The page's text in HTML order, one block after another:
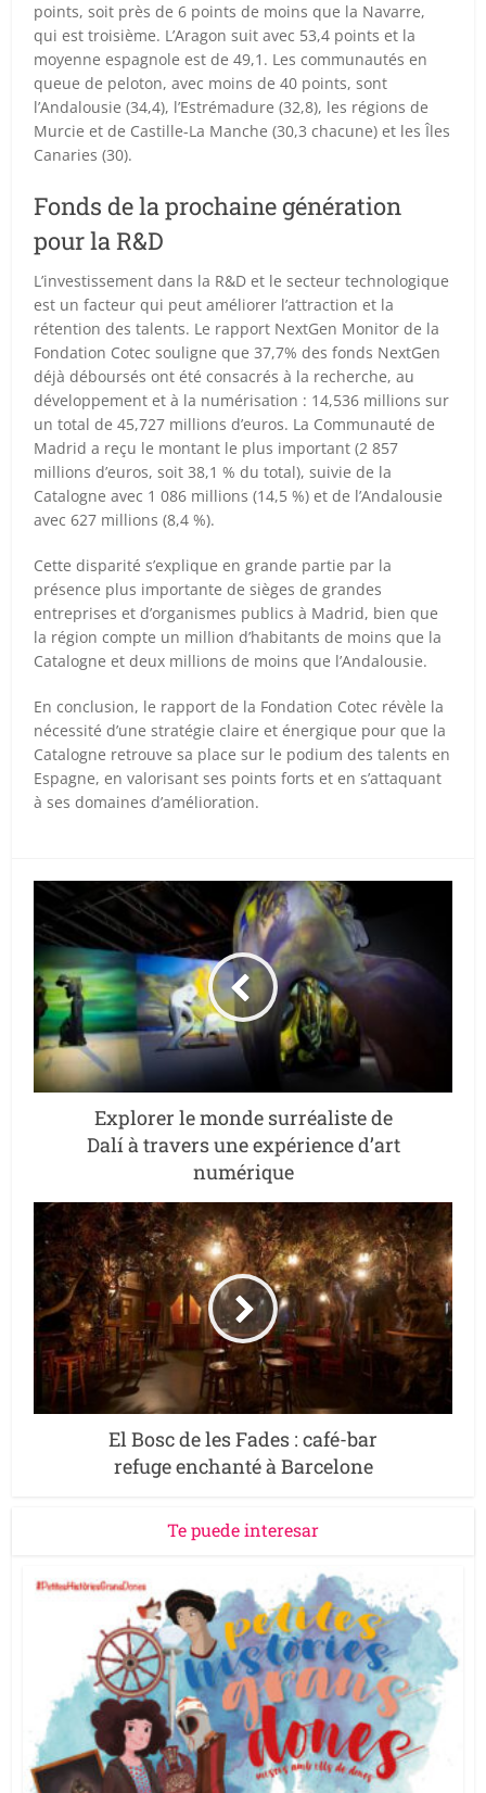
points, soit près de 6 points de moins que la Navarre,
qui est troisième. L’Aragon suit avec 53,4 points et la
moyenne espagnole est de 49,1. Les communautés en
queue de peloton, avec moins de 40 points, sont
l’Andalousie (34,4), l’Estrémadure (32,8), les régions de
Murcie et de Castille-La Manche (30,3 chacune) et les Îles
Canaries (30).
Fonds de la prochaine génération
pour la R&D
L’investissement dans la R&D et le secteur technologique
est un facteur qui peut améliorer l’attraction et la
rétention des talents. Le rapport NextGen Monitor de la
Fondation Cotec souligne que 37,7% des fonds NextGen
déjà déboursés ont été consacrés à la recherche, au
développement et à la numérisation : 14,536 millions sur
un total de 45,727 millions d’euros. La Communauté de
Madrid a reçu le montant le plus important (2 857
millions d’euros, soit 38,1 % du total), suivie de la
Catalogne avec 1 086 millions (14,5 %) et de l’Andalousie
avec 627 millions (8,4 %).
Cette disparité s’explique en grande partie par la
présence plus importante de sièges de grandes
entreprises et d’organismes publics à Madrid, bien que
la région compte un million d’habitants de moins que la
Catalogne et deux millions de moins que l’Andalousie.
En conclusion, le rapport de la Fondation Cotec révèle la
nécessité d’une stratégie claire et énergique pour que la
Catalogne retrouve sa place sur le podium des talents en
Espagne, en valorisant ses points forts et en s’attaquant
à ses domaines d’amélioration.
Explorer le monde surréaliste de
Dalí à travers une expérience d’art
numérique
El Bosc de les Fades : café-bar
refuge enchanté à Barcelone
Te puede interesar